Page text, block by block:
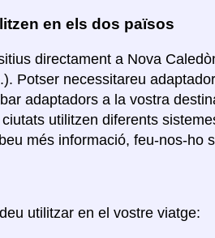
en els dos països
directament a Nova
Potser necessitareu
adaptadors a la vostra
utilitzen diferents
més informació, feu-nos-ho
utilitzar en el vostre viatge: